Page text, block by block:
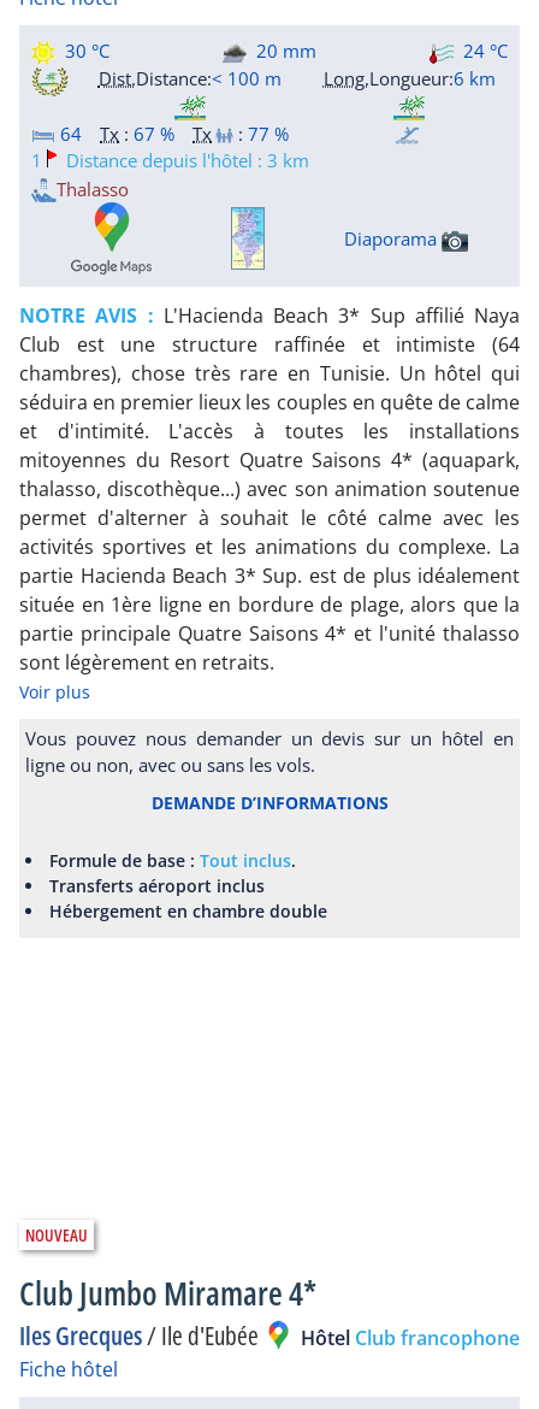
30 °C 20 mm
24 °C
Dist.Distance:< 100 m Long.Longueur:6 km
64 Tx : 67 % Tx :77 %
1
Distance depuis l'hôtel : 3 km
Thalasso
Diaporama
NOTRE AVIS : L'Hacienda Beach 3* Sup affilié Naya
Club est une structure raffinée et intimiste (64
chambres), chose très rare en Tunisie. Un hôtel qui
séduira en premier lieux les couples en quête de calme
et d'intimité. L'accès à toutes les installations
mitoyennes du Resort Quatre Saisons 4* (aquapark,
thalasso, discothèque...) avec son animation soutenue
permet d'alterner à souhait le côté calme avec les
activités sportives et les animations du complexe. La
partie Hacienda Beach 3* Sup. est de plus idéalement
située en 1ère ligne en bordure de plage, alors que la
partie principale Quatre Saisons 4* et l'unité thalasso
sont légèrement en retraits.
Voir plus
Vous pouvez nous demander un devis sur un hôtel en
ligne ou non, avec ou sans les vols.
DEMANDE D’INFORMATIONS
Formule de base :Tout inclus.
Transferts aéroport inclus
Hébergement en chambre double
Club Jumbo Miramare 4*
Iles Grecques/Ile d'Eubée Hôtel Club francophone
Fiche hôtel